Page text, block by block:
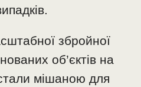
збройної
об’єктів на
мішаною для